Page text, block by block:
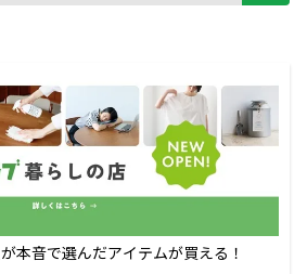
本音で選んだアイテムが買える！